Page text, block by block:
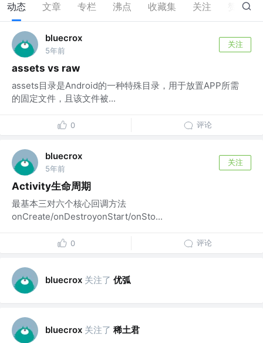
动态 文章 专栏 沸点 收藏集 关注 0
bluecrox
5年前
关注
assets vs raw
assets目录是Android的一种特殊目录，用于放置APP所需
的固定文件，且该文件被...
0 评论
bluecrox
5年前
关注
Activity生命周期
最基本三对六个核心回调方法
onCreate/onDestroyonStart/onSto...
0 评论
bluecrox 关注了 优弧
bluecrox 关注了 稀土君